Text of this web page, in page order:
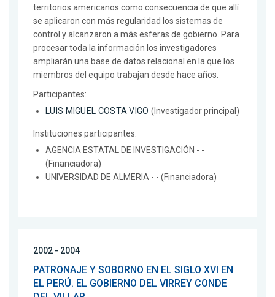
territorios americanos como consecuencia de que allí
se aplicaron con más regularidad los sistemas de
control y alcanzaron a más esferas de gobierno. Para
procesar toda la información los investigadores
ampliarán una base de datos relacional en la que los
miembros del equipo trabajan desde hace años.
Participantes:
LUIS MIGUEL COSTA VIGO (Investigador principal)
Instituciones participantes:
AGENCIA ESTATAL DE INVESTIGACIÓN - -
(Financiadora)
UNIVERSIDAD DE ALMERIA - - (Financiadora)
2002 - 2004
PATRONAJE Y SOBORNO EN EL SIGLO XVI EN
EL PERÚ. EL GOBIERNO DEL VIRREY CONDE